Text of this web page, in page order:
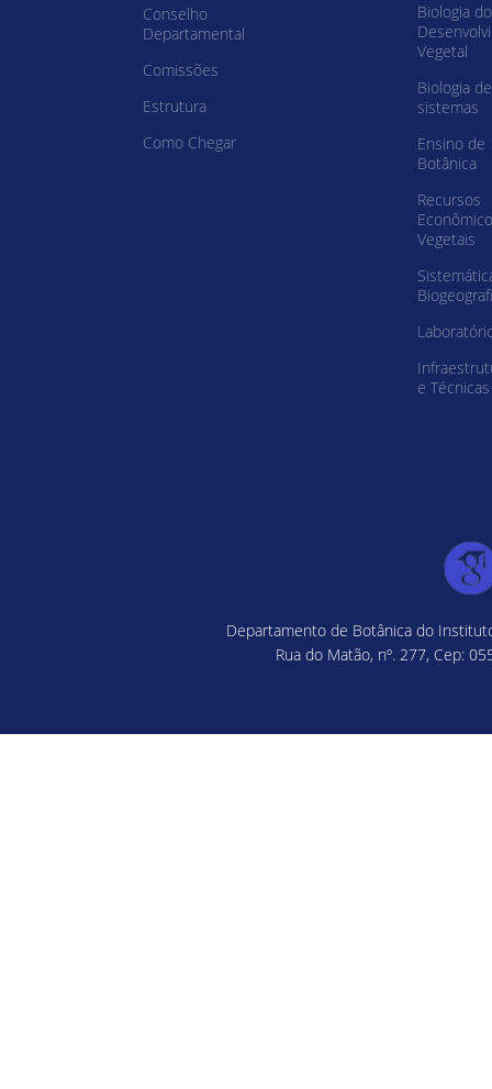
Conselho
Departamental
Comissões
Estrutura
Como Chegar
Biologia do
Vegetal
Biologia de
sistemas
Ensino de
Botânica
Recursos
Vegetais
e Técnicas
Departamento de Botânica do
Rua do Matão, nº. 277, Cep: